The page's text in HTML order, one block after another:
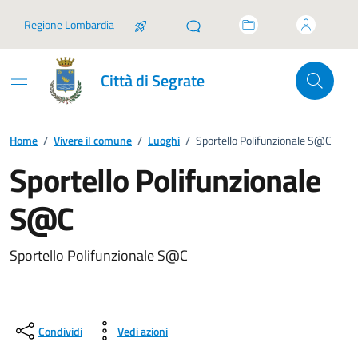
Regione Lombardia
Città di Segrate
Home / Vivere il comune / Luoghi / Sportello Polifunzionale S@C
Sportello Polifunzionale
S@C
Sportello Polifunzionale S@C
Condividi Vedi azioni